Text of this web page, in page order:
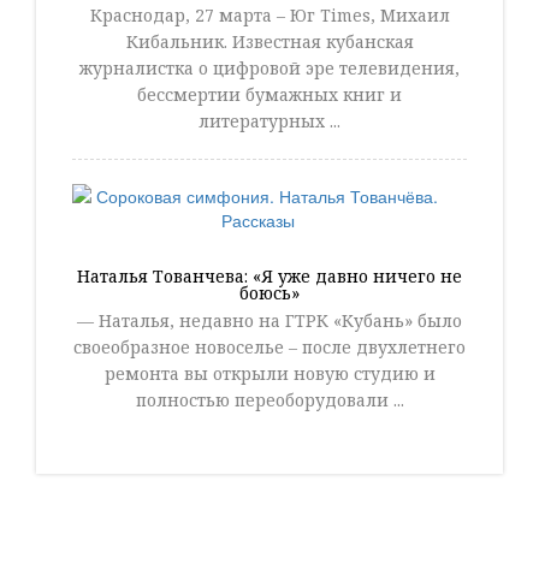
Краснодар, 27 марта – Юг Times, Михаил
Кибальник. Известная кубанская
журналистка о цифровой эре телевидения,
бессмертии бумажных книг и
литературных ...
Наталья Тованчева: «Я уже давно ничего не
боюсь»
— Наталья, недавно на ГТРК «Кубань» было
своеобразное новоселье – после двухлетнего
ремонта вы открыли новую студию и
полностью переоборудовали ...